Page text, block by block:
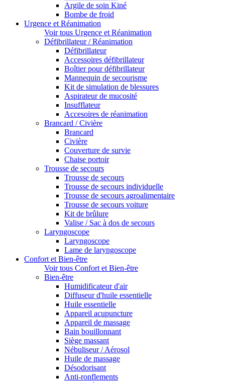
Argile de soin Kiné
Bombe de froid
Urgence et Réanimation
Voir tous Urgence et Réanimation
Défibrillateur / Réanimation
Défibrillateur
Accessoires défibrillateur
Boîtier pour défibrillateur
Mannequin de secourisme
Kit de simulation de blessures
Aspirateur de mucosité
Insufflateur
Accesoires de réanimation
Brancard / Civière
Brancard
Civière
Couverture de survie
Chaise portoir
Trousse de secours
Trousse de secours
Trousse de secours individuelle
Trousse de secours agroalimentaire
Trousse de secours voiture
Kit de brûlure
Valise / Sac à dos de secours
Laryngoscope
Laryngoscope
Lame de laryngoscope
Confort et Bien-être
Voir tous Confort et Bien-être
Bien-être
Humidificateur d'air
Diffuseur d'huile essentielle
Huile essentielle
Appareil acupuncture
Appareil de massage
Bain bouillonnant
Siège massant
Nébuliseur / Aérosol
Huile de massage
Désodorisant
Anti-ronflements